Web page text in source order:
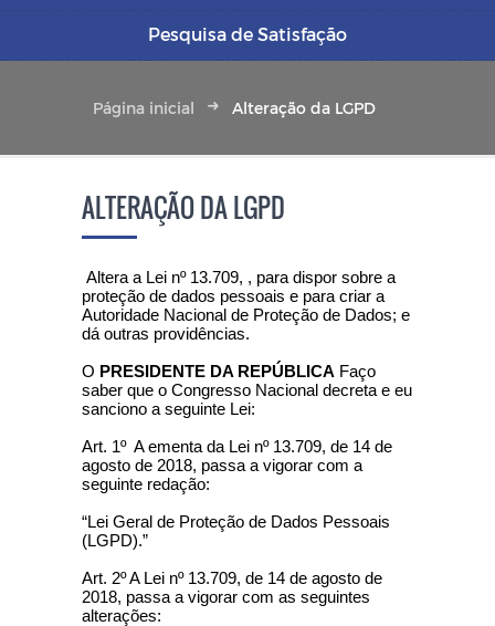
Pesquisa de Satisfação
Página inicial Alteração da LGPD
ALTERAÇÃO DA LGPD
Altera a Lei nº 13.709, , para dispor sobre a
proteção de dados pessoais e para criar a
Autoridade Nacional de Proteção de Dados; e
dá outras providências.
O PRESIDENTE DA REPÚBLICA Faço
saber que o Congresso Nacional decreta e eu
sanciono a seguinte Lei:
Art. 1º A ementa da Lei nº 13.709, de 14 de
agosto de 2018, passa a vigorar com a
seguinte redação:
“Lei Geral de Proteção de Dados Pessoais
(LGPD).”
Art. 2º A Lei nº 13.709, de 14 de agosto de
2018, passa a vigorar com as seguintes
alterações: